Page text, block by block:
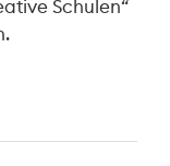
Schulen“